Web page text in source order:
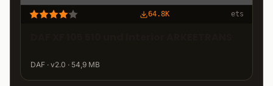
64.8K ets
DAF · v2.0 · 54,9 MB